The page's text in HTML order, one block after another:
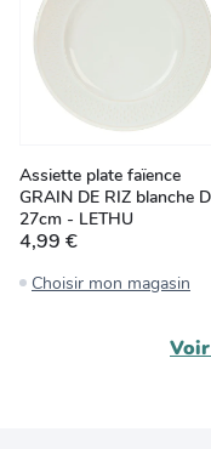
Assiette plate faïence
GRAIN DE RIZ blanche D
27cm - LETHU
4,99 €
Choisir mon magasin